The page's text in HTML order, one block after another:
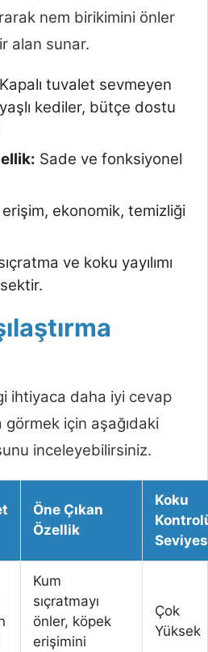
nem birikimini önler
alan sunar.
Kapalı tuvalet sevmeyen
kediler, bütçe dostu
Sade ve fonksiyonel
erişim, ekonomik, temizliği
ve koku yayılımı
ihtiyaca daha iyi cevap
için aşağıdaki
inceleyebilirsiniz.
Öne Çıkan
Özellik
Koku
Kum
sıçratmayı
önler, köpek
erişimini
Çok
Yüksek